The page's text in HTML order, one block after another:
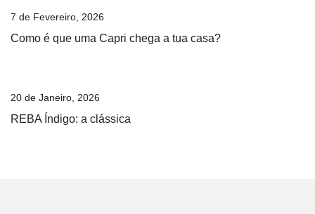
7 de Fevereiro, 2026
Como é que uma Capri chega a tua casa?
20 de Janeiro, 2026
REBA Índigo: a clássica